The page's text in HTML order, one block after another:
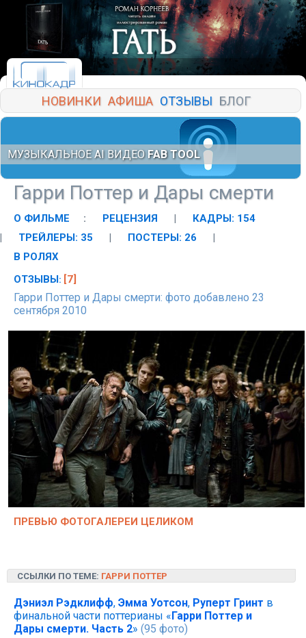
НОВИНКИ АФИША ОТЗЫВЫ БЛОГ
МУЗЫКАЛЬНОЕ AI ВИДЕО FAB TOOL
Гарри Поттер и Дары смерти
О ФИЛЬМЕ : РЕЦЕНЗИЯ |
КАДРЫ: 154
|
ТРЕЙЛЕРЫ: 35 | ПОСТЕРЫ: 26
|
В РОЛЯХ
ОТЗЫВЫ: [7]
Гарри Поттер и Дары смерти: фото добавлено 23
сентября 2010
ПРЕВЬЮ ФОТОГАЛЕРЕИ ЦЕЛИКОМ
ССЫЛКИ ПО ТЕМЕ: ГАРРИ ПОТТЕР
Дэниэл Рэдклифф, Эмма Уотсон, Руперт Гринт в
финальной части поттерианы «Гарри Поттер и
Дары cмерти. Часть 2» (95 фото)